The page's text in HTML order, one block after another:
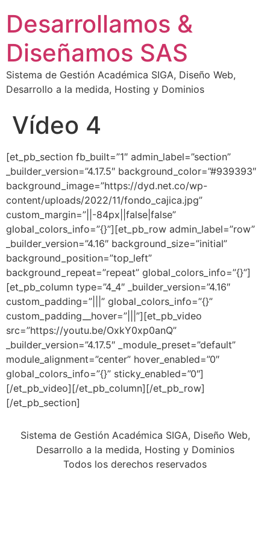
Desarrollamos &
Diseñamos SAS
Sistema de Gestión Académica SIGA, Diseño Web,
Desarrollo a la medida, Hosting y Dominios
Vídeo 4
[et_pb_section fb_built=”1″ admin_label=”section”
_builder_version=”4.17.5″ background_color=”#939393″
background_image=”https://dyd.net.co/wp-
content/uploads/2022/11/fondo_cajica.jpg”
custom_margin=”||-84px||false|false”
global_colors_info=”{}”][et_pb_row admin_label=”row”
_builder_version=”4.16″ background_size=”initial”
background_position=”top_left”
background_repeat=”repeat” global_colors_info=”{}”]
[et_pb_column type=”4_4″ _builder_version=”4.16″
custom_padding=”|||” global_colors_info=”{}”
custom_padding__hover=”|||”][et_pb_video
src=”https://youtu.be/OxkY0xp0anQ”
_builder_version=”4.17.5″ _module_preset=”default”
module_alignment=”center” hover_enabled=”0″
global_colors_info=”{}” sticky_enabled=”0″]
[/et_pb_video][/et_pb_column][/et_pb_row]
[/et_pb_section]
Sistema de Gestión Académica SIGA, Diseño Web,
Desarrollo a la medida, Hosting y Dominios
Todos los derechos reservados